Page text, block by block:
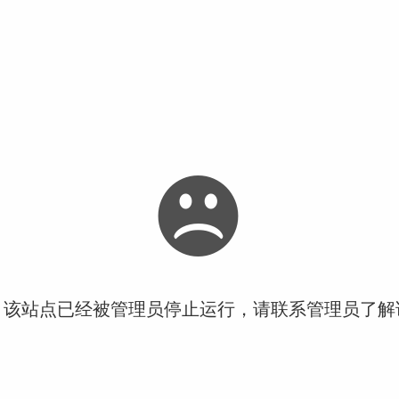
站点已经被管理员停止运行，请联系管理员了